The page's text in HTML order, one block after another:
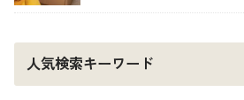
人気検索キーワード